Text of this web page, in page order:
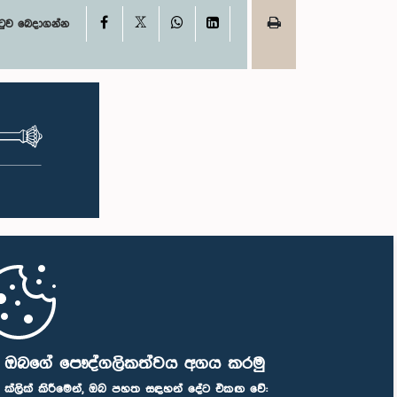
ඔබගේ පෞද්ගලිකත්වය අගය කරමු
ක්ලික් කිරීමෙන්, ඔබ පහත සඳහන් දේට එකඟ වේ:
බෙදාගන්න Facebook WhatsAppLinkedIn